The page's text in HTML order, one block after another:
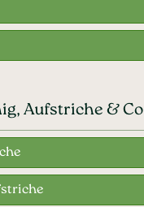
Aufstriche & Co